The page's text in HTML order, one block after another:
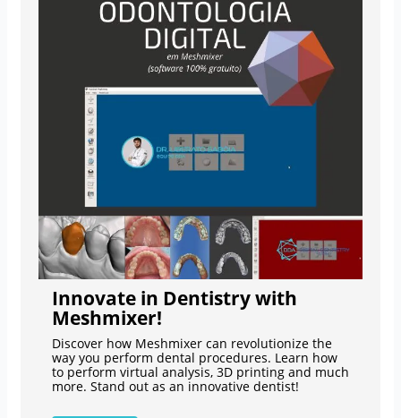
Innovate in Dentistry with
Meshmixer!
Discover how Meshmixer can revolutionize the
way you perform dental procedures. Learn how
to perform virtual analysis, 3D printing and much
more. Stand out as an innovative dentist!